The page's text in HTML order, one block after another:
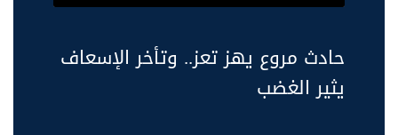
حادث مروع يهز تعز.. وتأخر الإسعاف
يثير الغضب